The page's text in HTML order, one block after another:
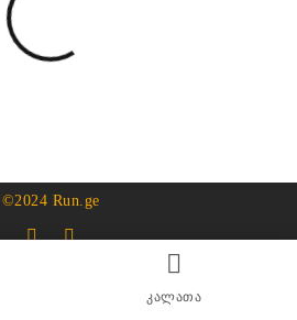
©2024 Run.ge
კალათა